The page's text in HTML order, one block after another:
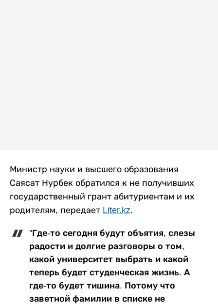
Министр науки и высшего образования
Саясат Нурбек обратился к не получивших
государственный грант абитуриентам и их
родителям, передает Liter.kz.
"Где-то сегодня будут объятия, слезы
радости и долгие разговоры о том,
какой университет выбрать и какой
теперь будет студенческая жизнь. А
где-то будет тишина. Потому что
заветной фамилии в списке не